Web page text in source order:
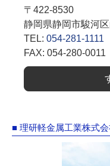
〒422-8530
静岡県静岡市駿河
TEL: 054-281-1111
FAX: 054-280-0011
■ 理研軽金属工業株式